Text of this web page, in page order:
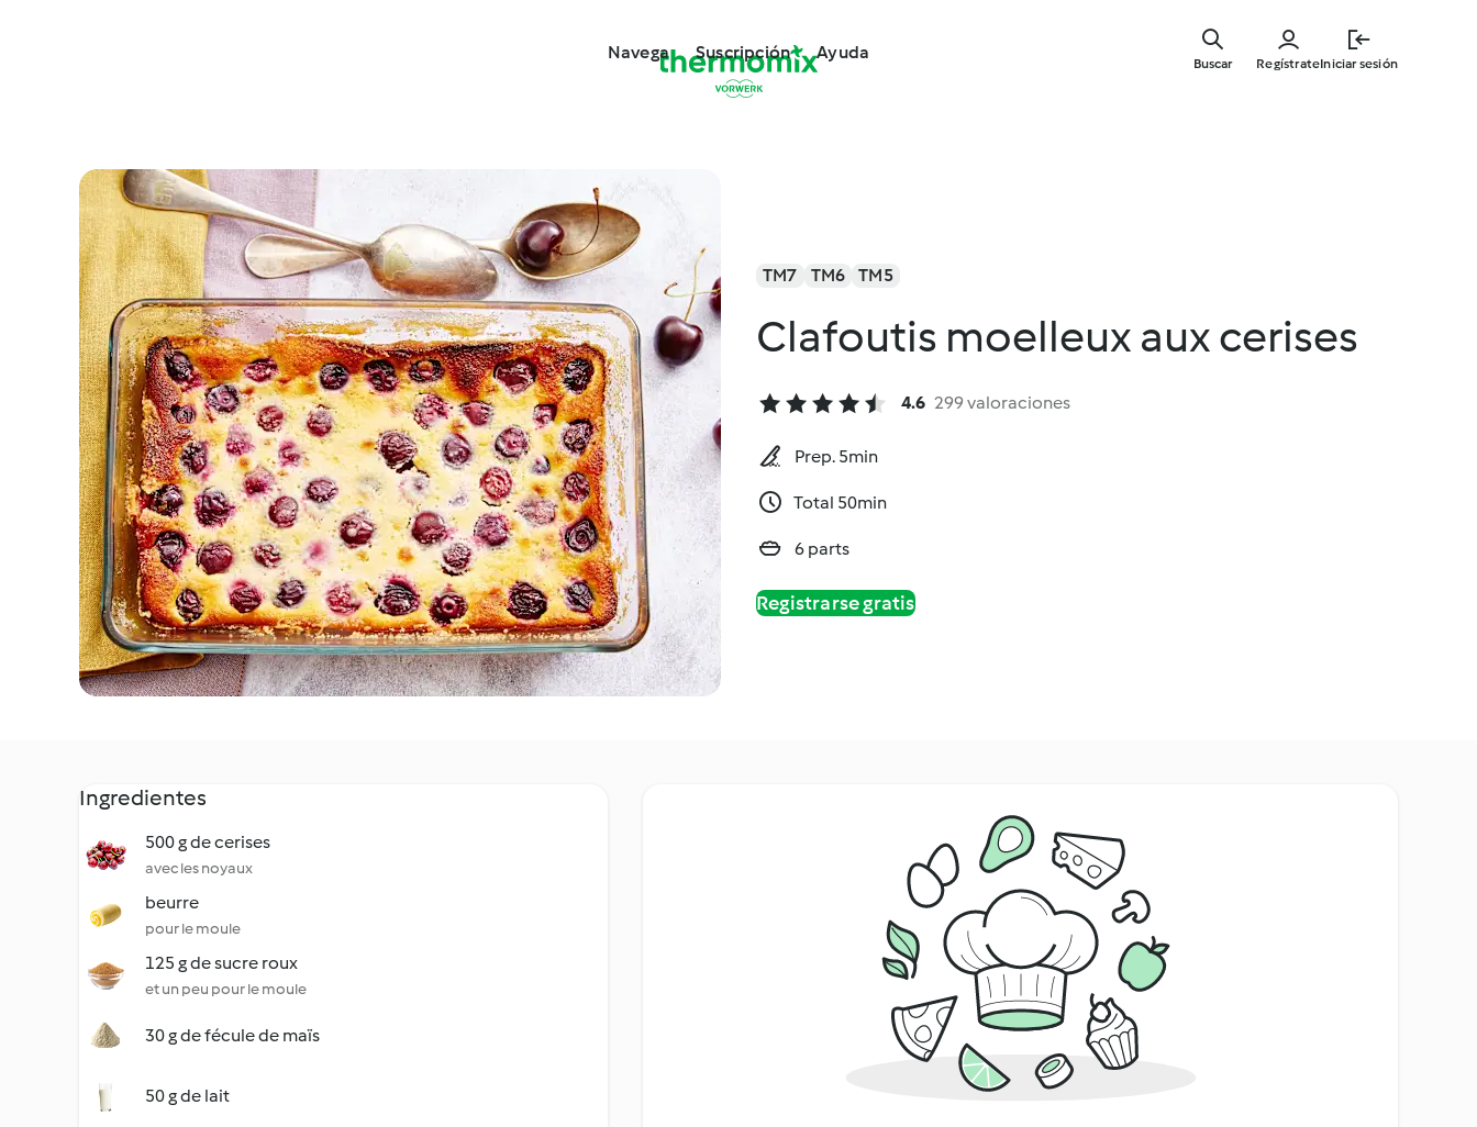
Navega Suscripción Ayuda
RegístrateIniciar sesión
Buscar
TM7 TM6 TM5
Clafoutis moelleux aux cerises
4.6 299 valoraciones
Prep. 5min
Total 50min
6 parts
Registrarse gratis
Ingredientes
500 g de cerises
avec les noyaux
beurre
pour le moule
125 g de sucre roux
et un peu pour le moule
30 g de fécule de maïs
50 g de lait